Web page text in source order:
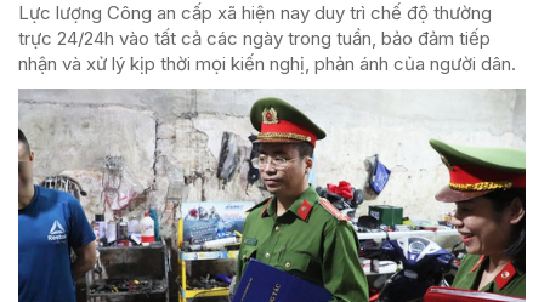
Lực lượng Công an cấp xã hiện nay duy trì chế độ thường
trực 24/24h vào tất cả các ngày trong tuần, bảo đảm tiếp
nhận và xử lý kịp thời mọi kiến nghị, phản ánh của người dân.